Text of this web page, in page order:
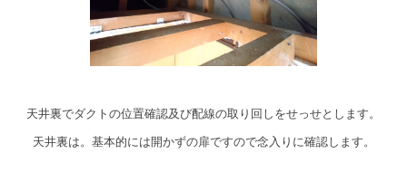
天井裏でダクトの位置確認及び配線の取り回しをせっせとします。
天井裏は。基本的には開かずの扉ですので念入りに確認します。